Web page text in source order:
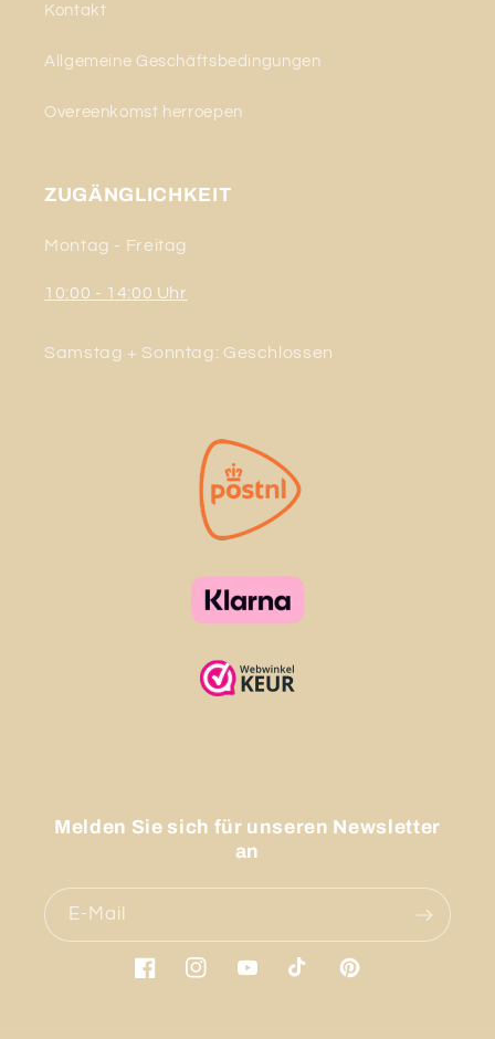
Kontakt
Allgemeine Geschäftsbedingungen
Overeenkomst herroepen
ZUGÄNGLICHKEIT
Montag - Freitag
10:00 - 14:00 Uhr
Samstag + Sonntag: Geschlossen
Melden Sie sich für unseren Newsletter
an
E-Mail
FacebookInstagramYouTubeTikTok Pinterest